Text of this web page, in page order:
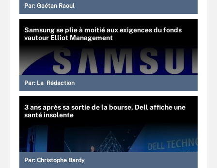
Par: Gaétan Raoul
Samsung se plie à moitié aux exigences du fonds
vautour Elliot Management
Par: La Rédaction
3 ans après sa sortie de la bourse, Dell affiche une
santé insolente
Par: Christophe Bardy